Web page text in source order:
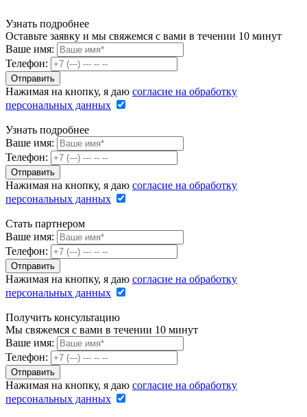
Узнать подробнее
Оставьте заявку и мы свяжемся с вами в течении 10 минут
Ваше имя:
Телефон:
Нажимая на кнопку, я даю согласие на обработку
персональных данных
Узнать подробнее
Ваше имя:
Телефон:
Нажимая на кнопку, я даю согласие на обработку
персональных данных
Стать партнером
Ваше имя:
Телефон:
Нажимая на кнопку, я даю согласие на обработку
персональных данных
Получить консультацию
Мы свяжемся с вами в течении 10 минут
Ваше имя:
Телефон:
Нажимая на кнопку, я даю согласие на обработку
персональных данных